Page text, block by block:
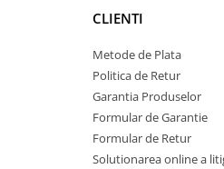
CLIENTI
Metode de Plata
Politica de Retur
Garantia Produselor
Formular de Garantie
Formular de Retur
Solutionarea online a